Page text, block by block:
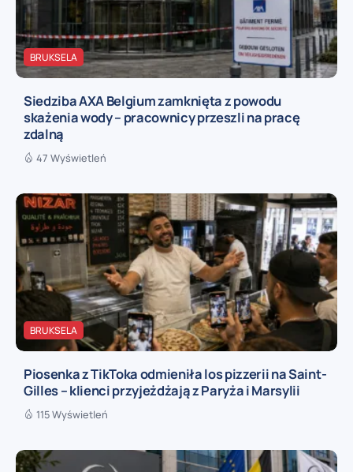
BRUKSELA
Siedziba AXA Belgium zamknięta z powodu
skażenia wody – pracownicy przeszli na pracę
zdalną
47 Wyświetleń
BRUKSELA
Piosenka z TikToka odmieniła los pizzerii na Saint-
Gilles – klienci przyjeżdżają z Paryża i Marsylii
115 Wyświetleń